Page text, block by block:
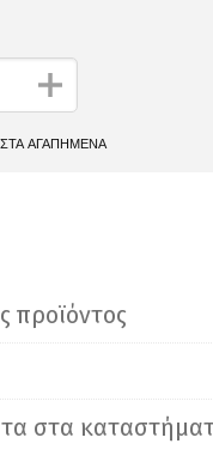
ΑΓΑΠΗΜΕΝΑ
προϊόντος
στα